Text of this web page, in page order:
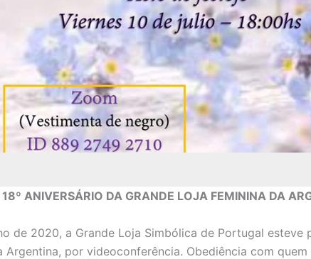
ANIVERSÁRIO DA GRANDE LOJA FEMININA DA
de 2020, a Grande Loja Simbólica de Portugal esteve
Argentina, por videoconferência. Obediência com